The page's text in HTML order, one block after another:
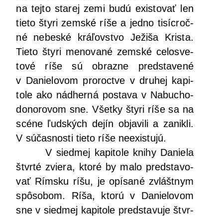
na tej­to sta­rej zemi budú exis­to­vať len
tie­to šty­ri zem­ské ríše a jed­no tisíc­roč­
né nebes­ké krá­ľov­stvo Ježi­ša Kris­ta.
Tie­to šty­ri meno­va­né zem­ské celo­sve­
to­vé ríše sú obraz­ne pred­sta­ve­né
v Danie­lo­vom pro­roc­tve v dru­hej kapi­
to­le ako nád­her­ná posta­va v Nabu­cho­
do­no­ro­vom sne. Všet­ky šty­ri ríše sa na
scé­ne ľud­ských dejín obja­vi­li a zanik­li.
V súčas­nos­ti tie­to ríše neexistujú.
V sied­mej kapi­to­le kni­hy Danie­la
štvr­té zvie­ra, kto­ré by malo pred­sta­vo­
vať Rím­sku ríšu, je opí­sa­né zvlášt­nym
spô­so­bom. Ríša, kto­rú v Danie­lo­vom
sne v sied­mej kapi­to­le pred­sta­vu­je štvr­